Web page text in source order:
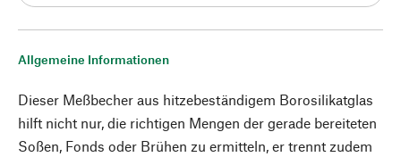
Allgemeine Informationen
Dieser Meßbecher aus hitzebeständigem Borosilikatglas
hilft nicht nur, die richtigen Mengen der gerade bereiteten
Soßen, Fonds oder Brühen zu ermitteln, er trennt zudem